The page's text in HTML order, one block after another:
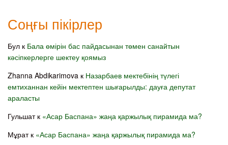
Соңғы пікірлер
Бул к Бала өмірін бас пайдасынан төмен санайтын
кәсіпкерлерге шектеу қоямыз
Zhanna Abdikarimova к Назарбаев мектебінің түлегі
емтиханнан кейін мектептен шығарылды: дауға депутат
араласты
Гульшатк «Асар Баспана» жаңа қаржылық пирамида ма?
Мұратк «Асар Баспана» жаңа қаржылық пирамида ма?